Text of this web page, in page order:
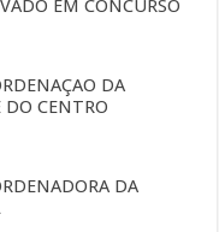
EM CONCURSO
DA
CENTRO
DA